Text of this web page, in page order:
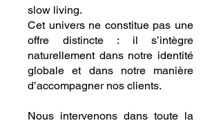
slow living.
Cet univers ne constitue pas une
offre distincte : il s’intègre
naturellement dans notre identité
globale et dans notre manière
d’accompagner nos clients.
Nous intervenons dans toute la